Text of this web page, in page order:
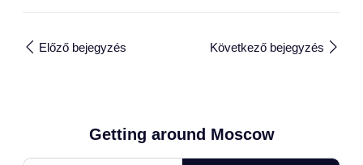
Előző bejegyzés Következő bejegyzés
Getting around Moscow